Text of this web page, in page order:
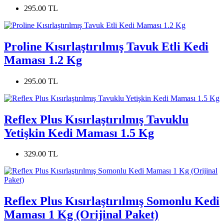
295.00 TL
Proline Kısırlaştırılmış Tavuk Etli Kedi
Maması 1.2 Kg
295.00 TL
Reflex Plus Kısırlaştırılmış Tavuklu
Yetişkin Kedi Maması 1.5 Kg
329.00 TL
Reflex Plus Kısırlaştırılmış Somonlu Kedi
Maması 1 Kg (Orijinal Paket)